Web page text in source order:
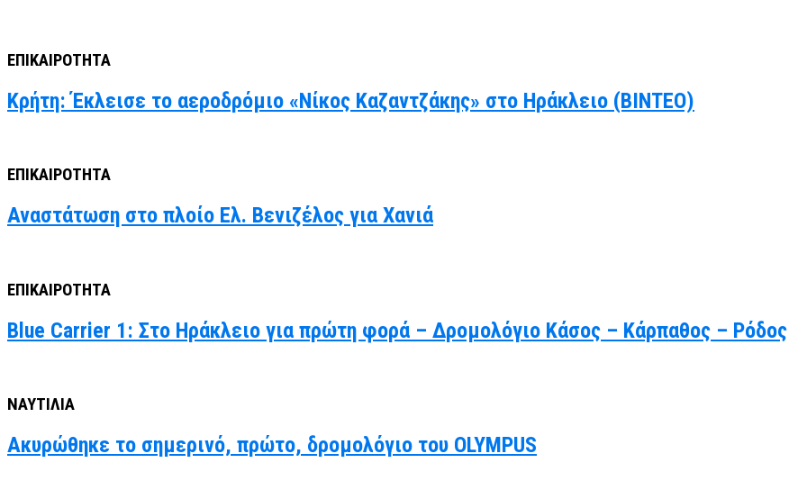
ΕΠΙΚΑΙΡΟΤΗΤΑ
Κρήτη: Έκλεισε το αεροδρόμιο «Νίκος Καζαντζάκης» στο Ηράκλειο (ΒΙΝΤΕΟ)
ΕΠΙΚΑΙΡΟΤΗΤΑ
Αναστάτωση στο πλοίο Ελ. Βενιζέλος για Χανιά
ΕΠΙΚΑΙΡΟΤΗΤΑ
Blue Carrier 1: Στο Ηράκλειο για πρώτη φορά – Δρομολόγιο Κάσος – Κάρπαθος – Ρόδος
ΝΑΥΤΙΛΙΑ
Ακυρώθηκε το σημερινό, πρώτο, δρομολόγιο του OLYMPUS